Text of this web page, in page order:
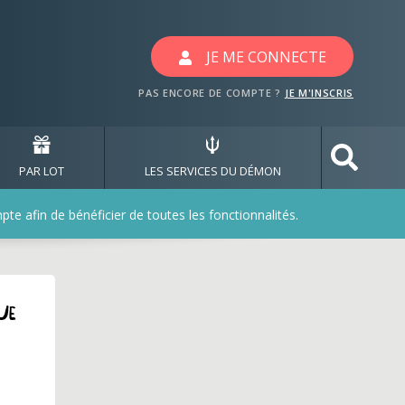
JE ME CONNECTE
PAS ENCORE DE COMPTE ? JE M'INSCRIS
PAR LOT LES SERVICES DU DÉMON
afin de bénéficier de toutes les fonctionnalités.